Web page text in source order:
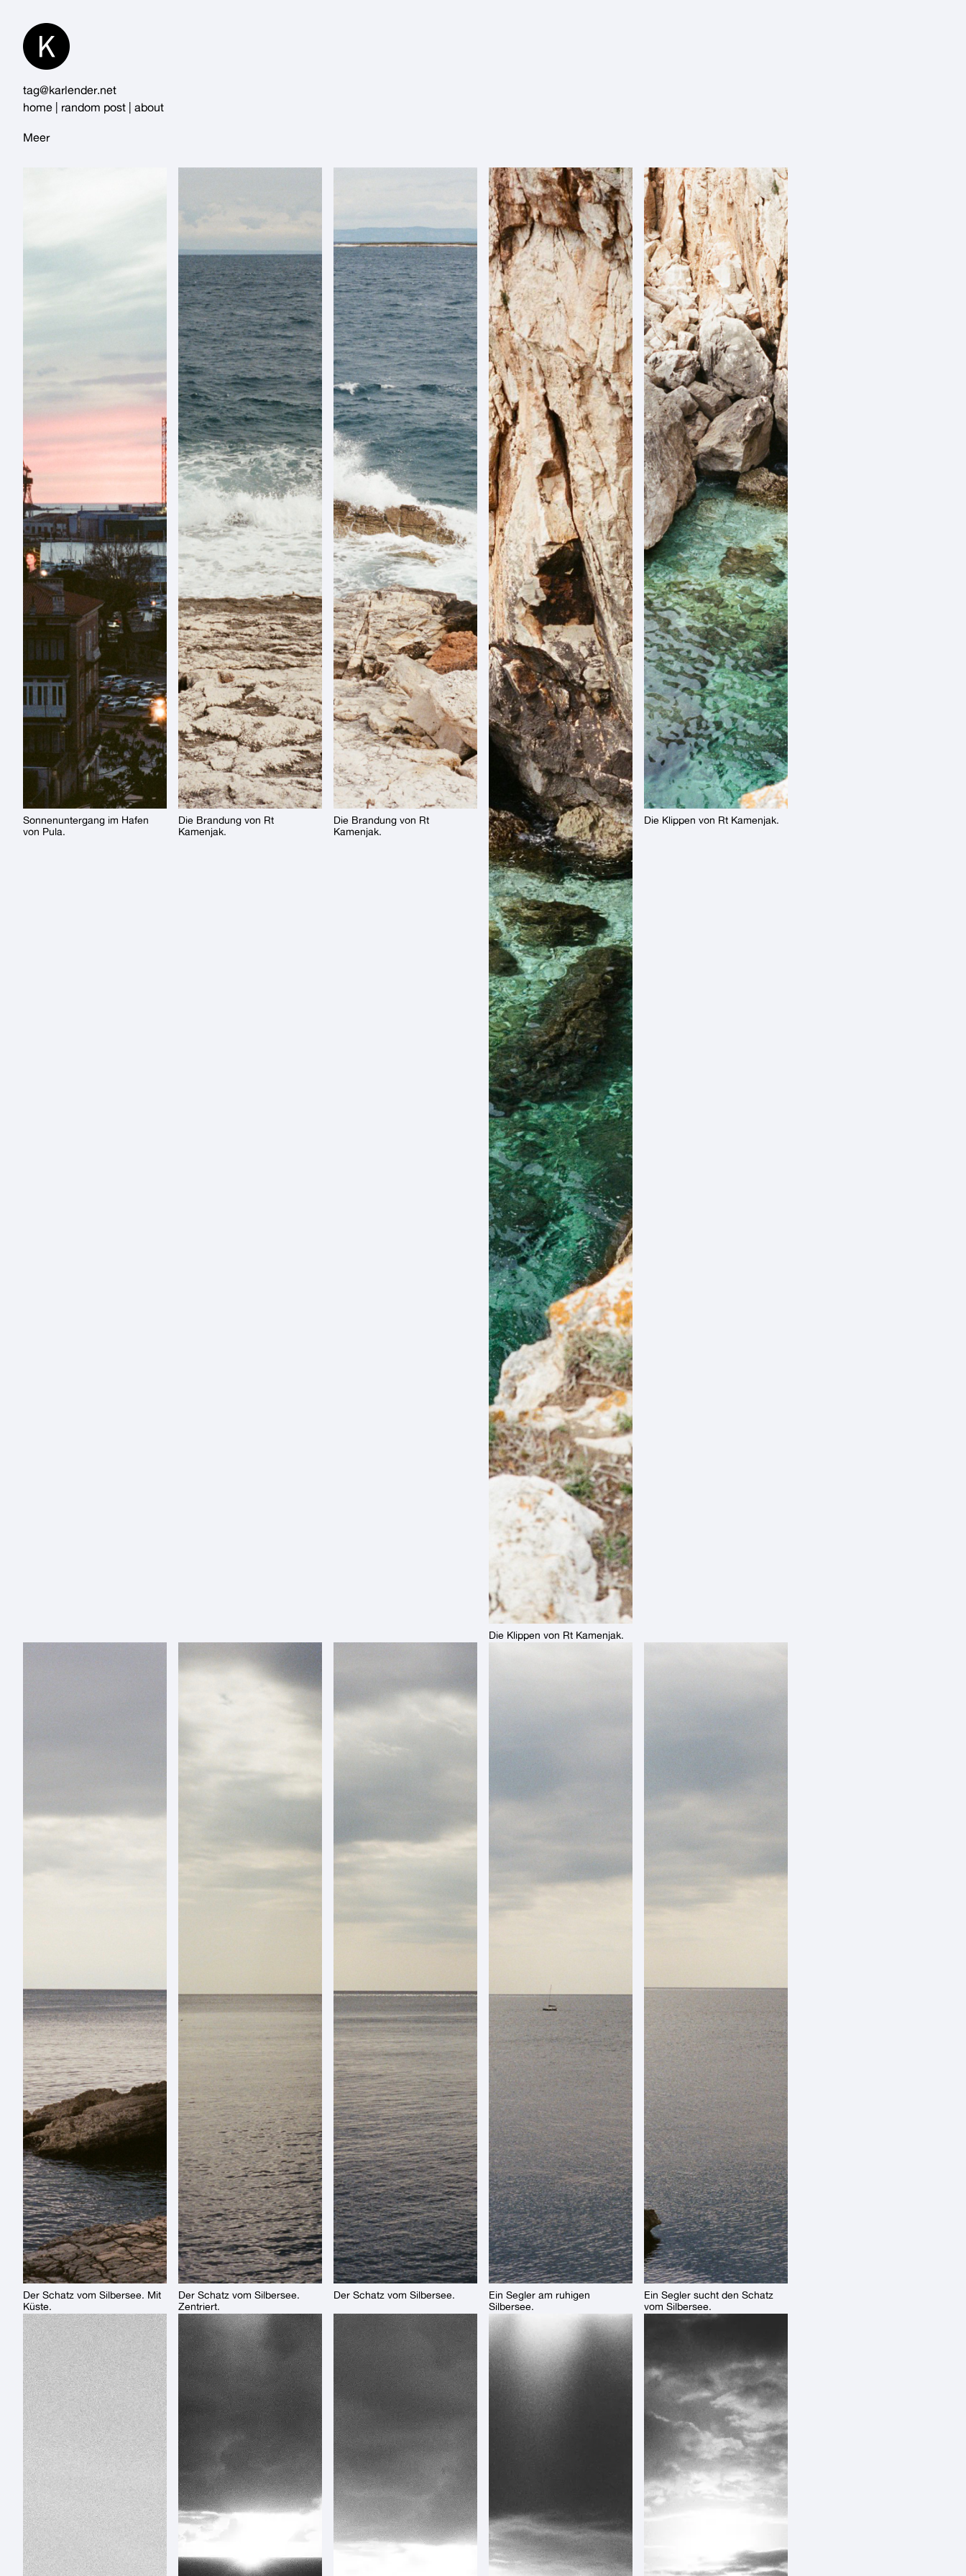
Content
tag@karlender.net
home
random post about
Meer
Sonnenuntergang im Hafen
von Pula.
Die Brandung von Rt
Kamenjak.
Die Brandung von Rt
Kamenjak.
Die Klippen von Rt Kamenjak.
Die Klippen von Rt Kamenjak.
Der Schatz vom Silbersee. Mit
Küste.
Der Schatz vom Silbersee.
Zentriert.
Der Schatz vom Silbersee.
Ein Segler am ruhigen
Silbersee.
Ein Segler sucht den Schatz
vom Silbersee.